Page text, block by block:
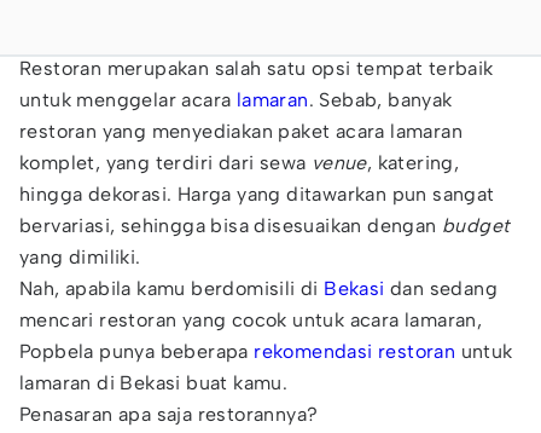
Restoran merupakan salah satu opsi tempat terbaik
untuk menggelar acara lamaran. Sebab, banyak
restoran yang menyediakan paket acara lamaran
komplet, yang terdiri dari sewa venue, katering,
hingga dekorasi. Harga yang ditawarkan pun sangat
bervariasi, sehingga bisa disesuaikan dengan budget
yang dimiliki.
Nah, apabila kamu berdomisili di Bekasi dan sedang
mencari restoran yang cocok untuk acara lamaran,
Popbela punya beberapa rekomendasi restoran untuk
lamaran di Bekasi buat kamu.
Penasaran apa saja restorannya?